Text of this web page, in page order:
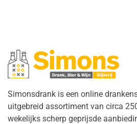
Simonsdrank is een online
uitgebreid assortiment van circa
wekelijks scherp geprijsde